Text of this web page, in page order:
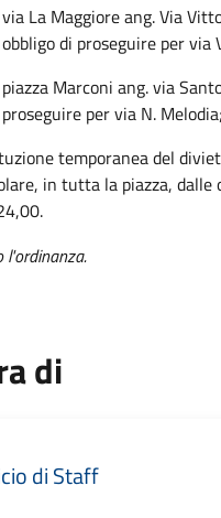
via La Maggiore ang. Via
obbligo di proseguire per via
piazza Marconi ang. via
proseguire per via N. Melodia;
temporanea del
in tutta la piazza, dalle
l'ordinanza.
di
di Staff